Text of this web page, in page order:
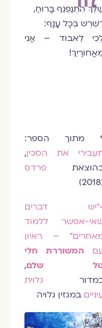
הִתְנַפְנֵף בָּרוּחַ,
בְּכָל עָנָף:
לְאִבּוּד – אֲנִי
מתוך הספר:
את הסכין,
פרדס
דברים
אפשר ללמוד
– ראיון
המשוררת חלי
שלם,
גלוית
במגזין גלויה